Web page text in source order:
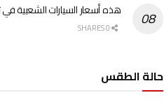
هذه أسعار السيارات الشعبية في
حالة الطقس